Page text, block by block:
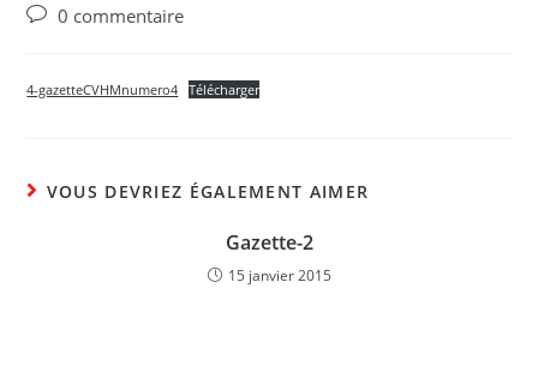
0 commentaire
4-gazetteCVHMnumero4 Télécharger
VOUS DEVRIEZ ÉGALEMENT AIMER
Gazette-2
15 janvier 2015